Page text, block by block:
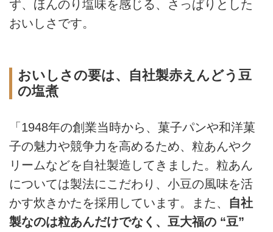
ず、ほんのり塩味を感じる、さっぱりとした
おいしさです。
おいしさの要は、自社製赤えんどう豆
の塩煮
「1948年の創業当時から、菓子パンや和洋菓
子の魅力や競争力を高めるため、粒あんやク
リームなどを自社製造してきました。粒あん
については製法にこだわり、小豆の風味を活
かす炊きかたを採用しています。また、 自社
製なのは粒あんだけでなく、豆大福の “豆”